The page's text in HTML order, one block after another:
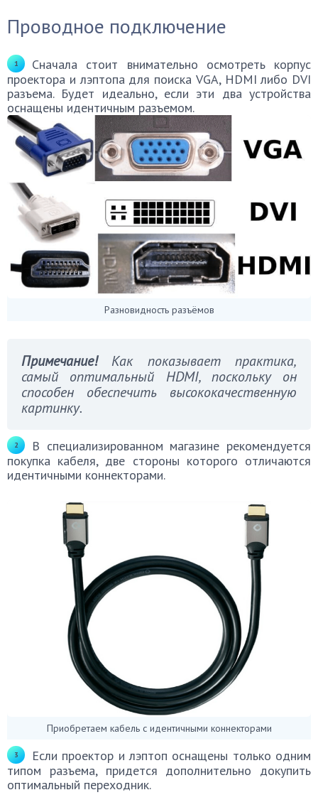
Проводное подключение
Сначала стоит внимательно осмотреть корпус
проектора и лэптопа для поиска VGA, HDMI либо DVI
разъема. Будет идеально, если эти два устройства
оснащены идентичным разъемом.
Разновидность разъёмов
Примечание!Как показывает практика,
самый оптимальный HDMI, поскольку он
способен обеспечить высококачественную
картинку.
В специализированном магазине рекомендуется
покупка кабеля, две стороны которого отличаются
идентичными коннекторами.
Приобретаем кабель с идентичными коннекторами
Если проектор и лэптоп оснащены только одним
типом разъема, придется дополнительно докупить
оптимальный переходник.